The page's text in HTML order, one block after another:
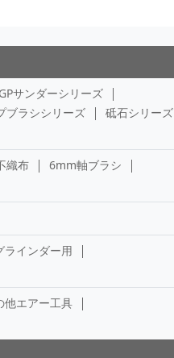
GPサンダーシリーズ
ブラシシリーズ
砥石シリーズ
織布
6mm軸ブラシ
ラインダー用
他エアー工具